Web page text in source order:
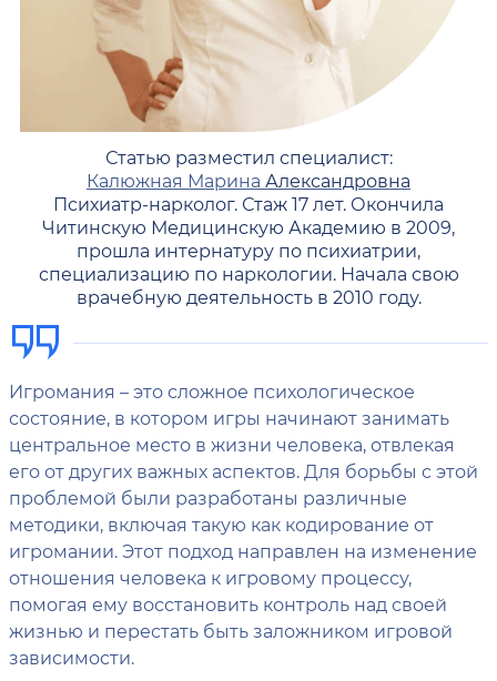
Статью разместил специалист:
Калюжная Марина Александровна
Психиатр-нарколог. Стаж 17 лет. Окончила
Читинскую Медицинскую Академию в 2009,
прошла интернатуру по психиатрии,
специализацию по наркологии. Начала свою
врачебную деятельность в 2010 году.
Игромания – это сложное психологическое
состояние, в котором игры начинают занимать
центральное место в жизни человека, отвлекая
его от других важных аспектов. Для борьбы с этой
проблемой были разработаны различные
методики, включая такую как кодирование от
игромании. Этот подход направлен на изменение
отношения человека к игровому процессу,
помогая ему восстановить контроль над своей
жизнью и перестать быть заложником игровой
зависимости.